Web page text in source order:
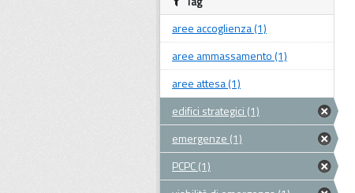
aree accoglienza (1)
aree ammassamento (1)
aree attesa (1)
edifici strategici (1)
emergenze (1)
PCPC (1)